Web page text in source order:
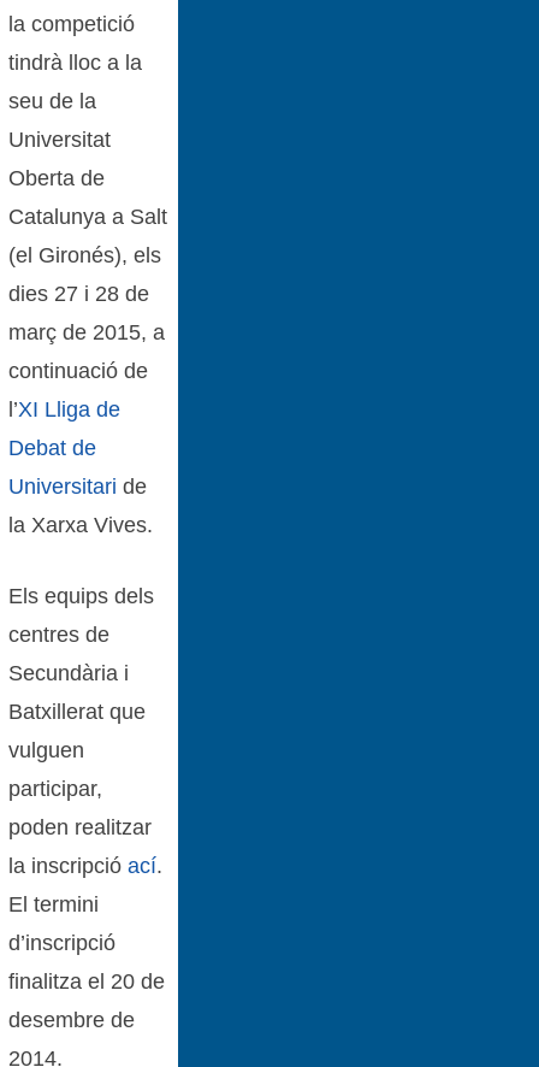
la competició
tindrà lloc a la
seu de la
Universitat
Oberta de
Catalunya a Salt
(el Gironés), els
dies 27 i 28 de
març de 2015, a
continuació de
l’XI Lliga de
Debat de
Universitari de
la Xarxa Vives.
Els equips dels
centres de
Secundària i
Batxillerat que
vulguen
participar,
poden realitzar
la inscripcióací.
El termini
d’inscripció
finalitza el 20 de
desembre de
2014.